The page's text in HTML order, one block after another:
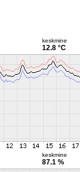
keskmine
12.8 °C
keskmine
87.1 %